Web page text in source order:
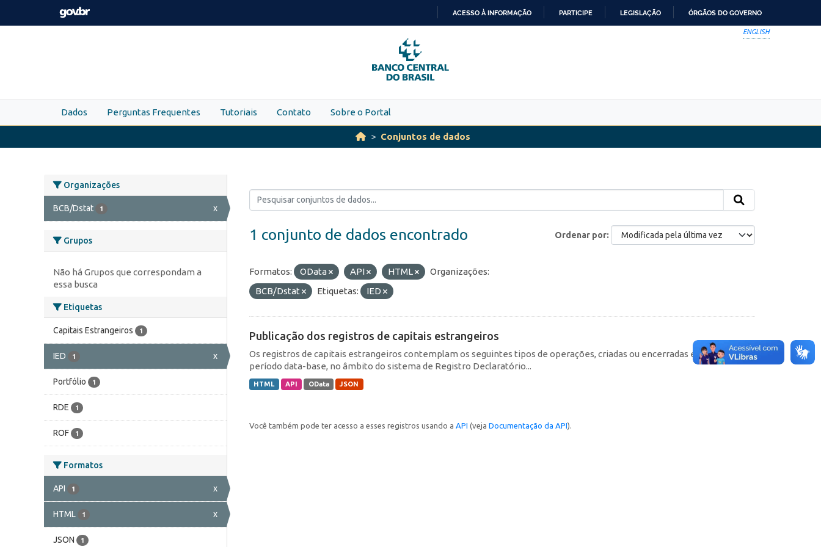
Skip to main content
PARA
O
CONTEÚDO
ACESSO À INFORMAÇÃO PARTICIPE LEGISLAÇÃO ÓRGÃOS DO GOVERNO
ENGLISH
Dados Perguntas Frequentes Tutoriais Contato Sobre o Portal
Conjuntos de dados
Organizações
BCB/Dstat 1 x
Grupos
Não há Grupos que correspondam a
essa busca
Etiquetas
Capitais Estrangeiros 1
IED 1 x
Portfólio 1
RDE 1
ROF 1
Formatos
API 1 x
HTML 1 x
JSON 1
Ordenar por
1 conjunto de dados encontrado
Formatos: OData API HTML
Organizações:
BCB/Dstat
Etiquetas: IED
Publicação dos registros de capitais estrangeiros
Os registros de capitais estrangeiros contemplam os seguintes tipos de operações, criadas ou encerradas em cada
período data-base, no âmbito do sistema de Registro Declaratório...
HTML API OData JSON
Você também pode ter acesso a esses registros usando a API (veja Documentação da API).